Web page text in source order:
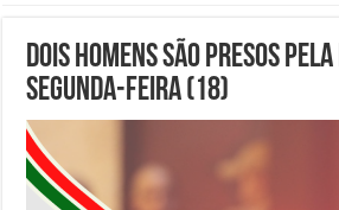
Dois homens são presos
segunda-feira (18)